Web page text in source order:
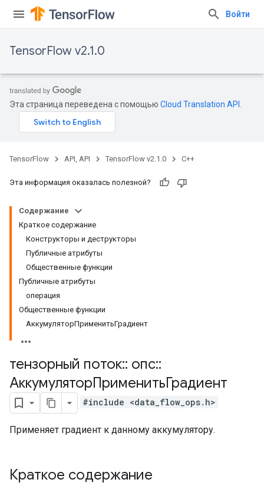
Войти
TensorFlow v2.1.0
Эта страница переведена с помощью Cloud Translation API
TensorFlow API, API TensorFlow v2.1.0 C++
Эта информация оказалась полезной?
Содержание
Краткое содержание
Конструкторы и деструкторы
Публичные атрибуты
Общественные функции
Публичные атрибуты
операция
Общественные функции
АккумуляторПрименитьГрадиент
тензорный поток:: опс::
АккумуляторПрименитьГрадиент
#include <data_flow_ops.h>
Применяет градиент к данному аккумулятору.
Краткое содержание